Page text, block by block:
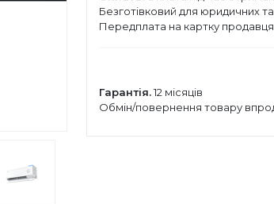
Безготівковий для юридичних
Передплата на картку
Гарантія.12 місяців
Обмін/повернення товару